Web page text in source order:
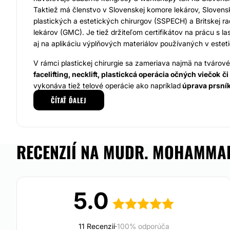
Taktiež má členstvo v Slovenskej komore lekárov,
plastických a estetických chirurgov (SSPECH) a Britskej
lekárov (GMC). Je tiež držiteľom certifikátov na prácu s
aj na aplikáciu výplňových materiálov používaných v
V rámci plastickej chirurgie sa zameriava najmä na
facelifting, necklift, plastickcá operácia očných viečok či
vykonáva tiež telové operácie ako napríkladúprava
modelácia), liposukcia
ktoré vykonáva, sa špecializuje aj na tie minimálne
botulotoxínu
V odbore plastickej chirurgie a estetickej medicíny sa
MUDr. Shamsaldeen si tiež zakladá na individuálnom,
priateľskom prístupe, vďaka ktorému môže klientom
a spokojnosť svýsledkami, ktoré sú dlhotrvajúce a
ČÍTAŤ ĎALEJ
RECENZIÍ NA MUDR.
5.0
11 Recenzií·100% odporúča